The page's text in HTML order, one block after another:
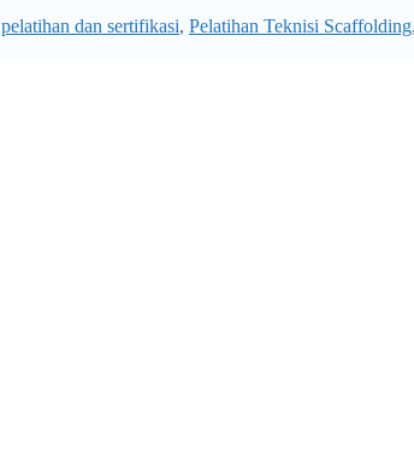
pelatihan dan sertifikasi, Pelatihan Teknisi Scaffolding,